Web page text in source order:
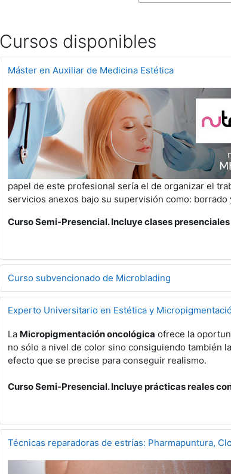
Cursos disponibles
Máster en Auxiliar de Medicina Estética
papel de este profesional sería el de organizar el
servicios anexos bajo su supervisión como:
Curso Semi-Presencial. Incluye clases
Curso subvencionado de Microblading
Experto Universitario en Estética y
La Micropigmentación oncológica ofrece la
no sólo a nivel de color sino consiguiendo también
efecto que se precise para conseguir realismo.
Curso Semi-Presencial. Incluye prácticas reales
Técnicas reparadoras de estrías: Pharmapuntura,